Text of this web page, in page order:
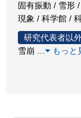
固有振動 / 雪形
現象 / 科学館 /
研究代表者以
雪崩
もっと